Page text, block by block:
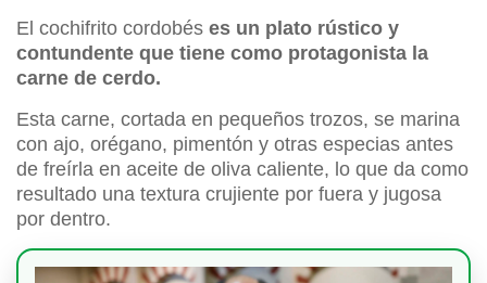
El cochifrito cordobés es un plato rústico y
contundente que tiene como protagonista la
carne de cerdo.
Esta carne, cortada en pequeños trozos, se marina
con ajo, orégano, pimentón y otras especias antes
de freírla en aceite de oliva caliente, lo que da como
resultado una textura crujiente por fuera y jugosa
por dentro.